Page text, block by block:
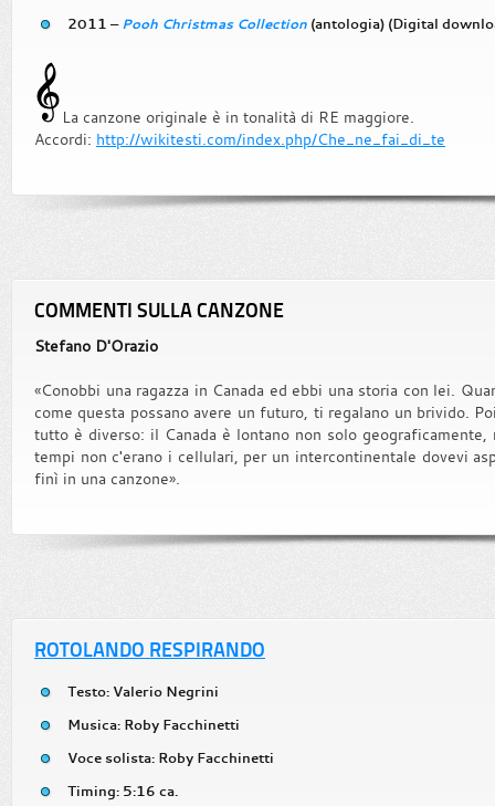
2011 – Pooh Christmas Collection (antologia) (Digital
La canzone originale è in tonalità di RE maggiore.
Accordi: http://wikitesti.com/index.php/Che_ne_fai_di_te
COMMENTI SULLA CANZONE
Stefano D'Orazio
«Conobbi una ragazza in Canada ed ebbi una storia con lei.
come questa possano avere un futuro, ti regalano un brivido.
tutto è diverso: il Canada è lontano non solo
tempi non c'erano i cellulari, per un intercontinentale dovevi
finì in una canzone».
ROTOLANDO RESPIRANDO
Testo: Valerio Negrini
Musica: Roby Facchinetti
Voce solista: Roby Facchinetti
Timing: 5:16 ca.